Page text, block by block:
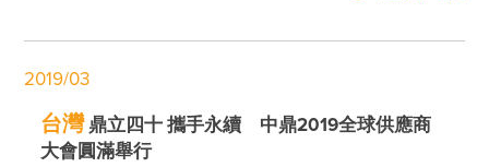
2019/03
台灣鼎立四十 攜手永續 中鼎2019全球供應商
大會圓滿舉行